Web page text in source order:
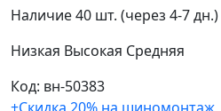
Наличие40 шт. (через 4-7 дн.)
Низкая Высокая Средняя
Код: вн-50383